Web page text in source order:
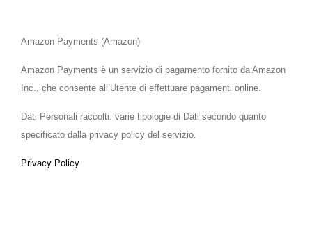
Amazon Payments (Amazon)
Amazon Payments è un servizio di pagamento fornito da Amazon
Inc., che consente all’Utente di effettuare pagamenti online.
Dati Personali raccolti: varie tipologie di Dati secondo quanto
specificato dalla privacy policy del servizio.
Privacy Policy